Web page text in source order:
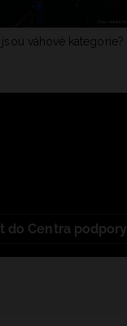
váhové kategorie?
do Centra podpory